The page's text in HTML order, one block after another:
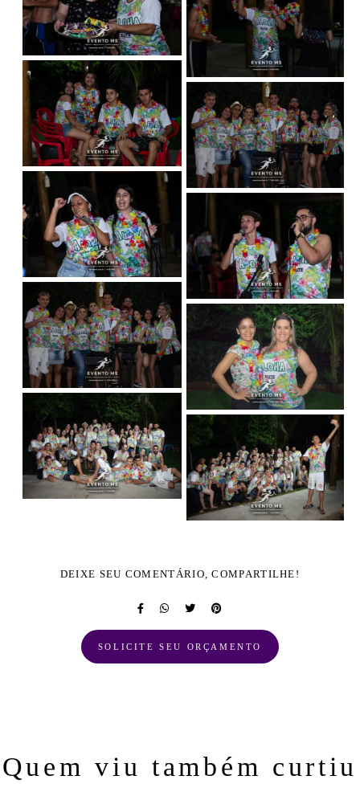
DEIXE SEU COMENTÁRIO, COMPARTILHE!
SOLICITE SEU ORÇAMENTO
Quem viu também curtiu